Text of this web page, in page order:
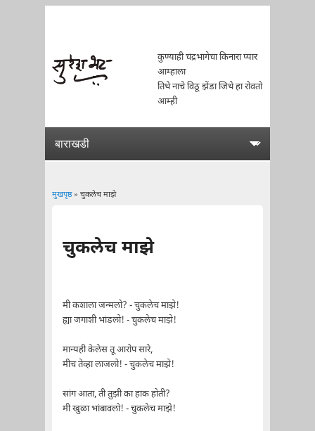
कुण्याही चंद्रभागेचा किनारा प्यार
आम्हाला
तिथे नाचे विठू झेंडा जिथे हा रोवतो
आम्ही
मुखपृष्ठ» चुकलेच माझे
चुकलेच माझे
मी कशाला जन्मलो? - चुकलेच माझे!
ह्या जगाशी भांडलो! - चुकलेच माझे!
मान्यही केलेस तू आरोप सारे,
मीच तेव्हा लाजलो! - चुकलेच माझे!
सांग आता, ती तुझी का हाक होती?
मी खुळा भांबावलो! - चुकलेच माझे!